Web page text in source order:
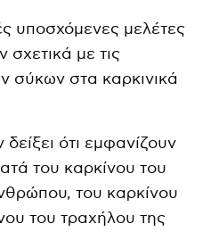
υποσχόμενες μελέτες
με τις
σύκων στα καρκινικά
ότι εμφανίζουν
του καρκίνου του
του καρκίνου
του τραχήλου της